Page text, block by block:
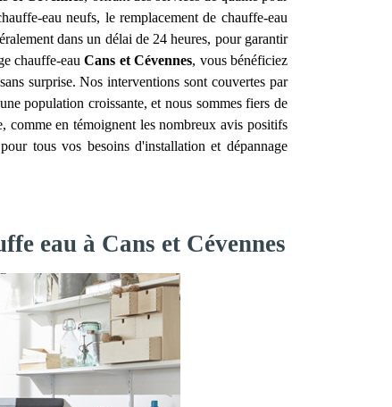
eau neufs, le remplacement de chauffe-eau
dans un délai de 24 heures, pour garantir
chauffe-eauCans et Cévennes, vous bénéficiez
surprise. Nos interventions sont couvertes par
population croissante, et nous sommes fiers de
comme en témoignent les nombreux avis positifs
tous vos besoins d'installation et dépannage
eau à Cans et Cévennes